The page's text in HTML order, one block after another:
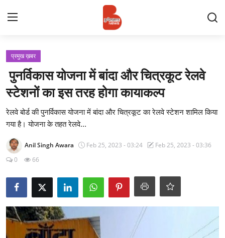
Login
Contact
प्रमुख ख़बर
राज्य
बुन्देलखण्ड
वीडियो
क्राइम
प्रमुख ख़बर
पुनर्विकास योजना में बांदा और चित्रकूट रेलवे
स्टेशनों का इस तरह होगा कायाकल्प
रेलवे बोर्ड की पुनर्विकास योजना में बांदा और चित्रकूट का रेलवे स्टेशन शामिल किया
गया है। योजना के तहत रेलवे...
Anil Singh Awara Feb 25, 2023 - 03:24
Feb 25, 2023 - 03:36
0
66